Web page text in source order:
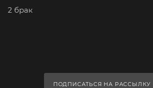
2 брак
ПОДПИСАТЬСЯ НА РАССЫЛКУ